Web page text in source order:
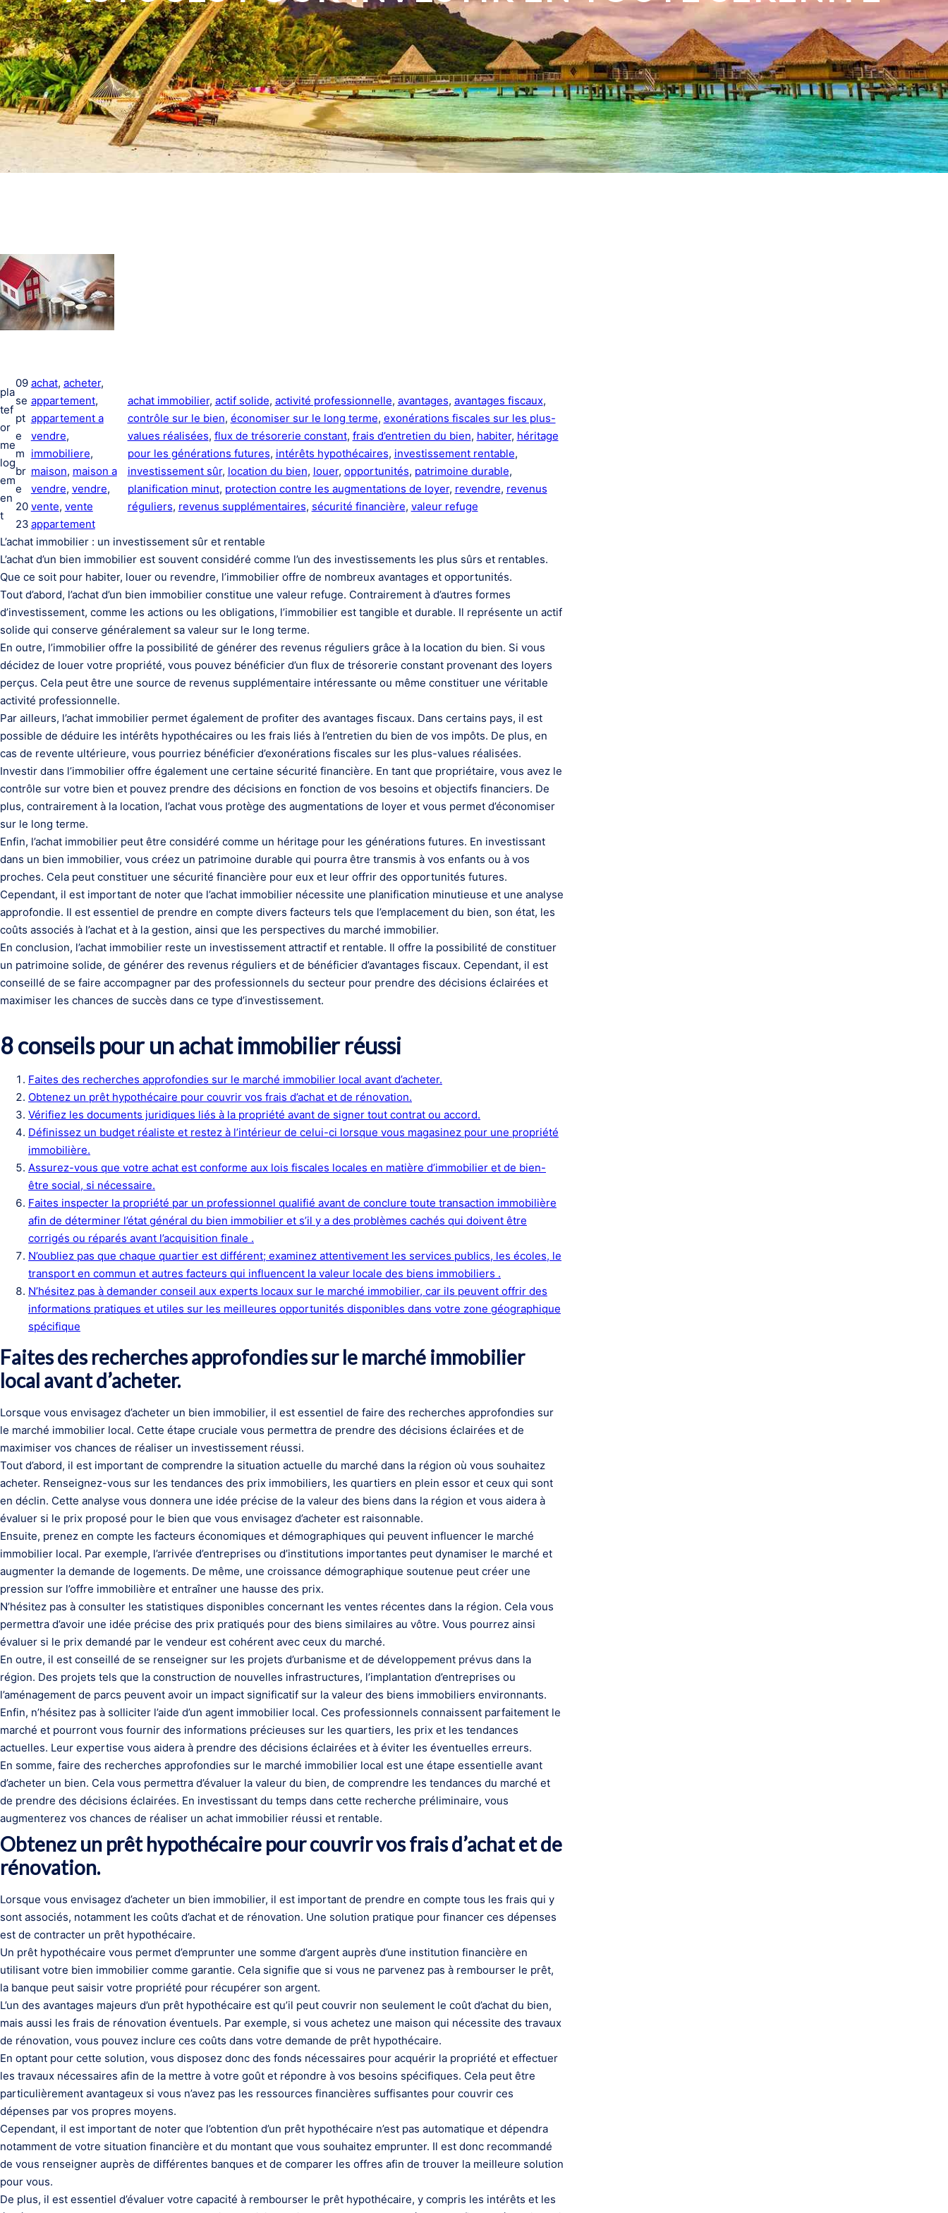
pla
tef
or
me
log
em
en
t
09
se
pt
e
m
br
e
20
23
achat, acheter
appartement
appartement a
vendre
immobiliere
maison, maison a
vendre, vendre
vente, vente
appartement
achat immobilier, actif solide, activité professionnelle, avantages, avantages fiscaux
contrôle sur le bien, économiser sur le long terme, exonérations fiscales sur les plus-
values réalisées, flux de trésorerie constant, frais d’entretien du bien, habiter, héritage
pour les générations futures, intérêts hypothécaires, investissement rentable
investissement sûr, location du bien, louer, opportunités, patrimoine durable
planification minut, protection contre les augmentations de loyer, revendre, revenus
réguliers, revenus supplémentaires, sécurité financière, valeur refuge
L’achat immobilier : un investissement sûr et rentable
L’achat d’un bien immobilier est souvent considéré comme l’un des investissements les plus sûrs et rentables.
Que ce soit pour habiter, louer ou revendre, l’immobilier offre de nombreux avantages et opportunités.
Tout d’abord, l’achat d’un bien immobilier constitue une valeur refuge. Contrairement à d’autres formes
d’investissement, comme les actions ou les obligations, l’immobilier est tangible et durable. Il représente un actif
solide qui conserve généralement sa valeur sur le long terme.
En outre, l’immobilier offre la possibilité de générer des revenus réguliers grâce à la location du bien. Si vous
décidez de louer votre propriété, vous pouvez bénéficier d’un flux de trésorerie constant provenant des loyers
perçus. Cela peut être une source de revenus supplémentaire intéressante ou même constituer une véritable
activité professionnelle.
Par ailleurs, l’achat immobilier permet également de profiter des avantages fiscaux. Dans certains pays, il est
possible de déduire les intérêts hypothécaires ou les frais liés à l’entretien du bien de vos impôts. De plus, en
cas de revente ultérieure, vous pourriez bénéficier d’exonérations fiscales sur les plus-values réalisées.
Investir dans l’immobilier offre également une certaine sécurité financière. En tant que propriétaire, vous avez le
contrôle sur votre bien et pouvez prendre des décisions en fonction de vos besoins et objectifs financiers. De
plus, contrairement à la location, l’achat vous protège des augmentations de loyer et vous permet d’économiser
sur le long terme.
Enfin, l’achat immobilier peut être considéré comme un héritage pour les générations futures. En investissant
dans un bien immobilier, vous créez un patrimoine durable qui pourra être transmis à vos enfants ou à vos
proches. Cela peut constituer une sécurité financière pour eux et leur offrir des opportunités futures.
Cependant, il est important de noter que l’achat immobilier nécessite une planification minutieuse et une analyse
approfondie. Il est essentiel de prendre en compte divers facteurs tels que l’emplacement du bien, son état, les
coûts associés à l’achat et à la gestion, ainsi que les perspectives du marché immobilier.
En conclusion, l’achat immobilier reste un investissement attractif et rentable. Il offre la possibilité de constituer
un patrimoine solide, de générer des revenus réguliers et de bénéficier d’avantages fiscaux. Cependant, il est
conseillé de se faire accompagner par des professionnels du secteur pour prendre des décisions éclairées et
maximiser les chances de succès dans ce type d’investissement.
8 conseils pour un achat immobilier réussi
Faites des recherches approfondies sur le marché immobilier local avant d’acheter.
Obtenez un prêt hypothécaire pour couvrir vos frais d’achat et de rénovation.
Vérifiez les documents juridiques liés à la propriété avant de signer tout contrat ou accord.
Définissez un budget réaliste et restez à l’intérieur de celui-ci lorsque vous magasinez pour une propriété
immobilière.
Assurez-vous que votre achat est conforme aux lois fiscales locales en matière d’immobilier et de bien-
être social, si nécessaire.
Faites inspecter la propriété par un professionnel qualifié avant de conclure toute transaction immobilière
afin de déterminer l’état général du bien immobilier et s’il y a des problèmes cachés qui doivent être
corrigés ou réparés avant l’acquisition finale .
N’oubliez pas que chaque quartier est différent; examinez attentivement les services publics, les écoles, le
transport en commun et autres facteurs qui influencent la valeur locale des biens immobiliers .
N’hésitez pas à demander conseil aux experts locaux sur le marché immobilier, car ils peuvent offrir des
informations pratiques et utiles sur les meilleures opportunités disponibles dans votre zone géographique
spécifique
Faites des recherches approfondies sur le marché immobilier
local avant d’acheter.
Lorsque vous envisagez d’acheter un bien immobilier, il est essentiel de faire des recherches approfondies sur
le marché immobilier local. Cette étape cruciale vous permettra de prendre des décisions éclairées et de
maximiser vos chances de réaliser un investissement réussi.
Tout d’abord, il est important de comprendre la situation actuelle du marché dans la région où vous souhaitez
acheter. Renseignez-vous sur les tendances des prix immobiliers, les quartiers en plein essor et ceux qui sont
en déclin. Cette analyse vous donnera une idée précise de la valeur des biens dans la région et vous aidera à
évaluer si le prix proposé pour le bien que vous envisagez d’acheter est raisonnable.
Ensuite, prenez en compte les facteurs économiques et démographiques qui peuvent influencer le marché
immobilier local. Par exemple, l’arrivée d’entreprises ou d’institutions importantes peut dynamiser le marché et
augmenter la demande de logements. De même, une croissance démographique soutenue peut créer une
pression sur l’offre immobilière et entraîner une hausse des prix.
N’hésitez pas à consulter les statistiques disponibles concernant les ventes récentes dans la région. Cela vous
permettra d’avoir une idée précise des prix pratiqués pour des biens similaires au vôtre. Vous pourrez ainsi
évaluer si le prix demandé par le vendeur est cohérent avec ceux du marché.
En outre, il est conseillé de se renseigner sur les projets d’urbanisme et de développement prévus dans la
région. Des projets tels que la construction de nouvelles infrastructures, l’implantation d’entreprises ou
l’aménagement de parcs peuvent avoir un impact significatif sur la valeur des biens immobiliers environnants.
Enfin, n’hésitez pas à solliciter l’aide d’un agent immobilier local. Ces professionnels connaissent parfaitement le
marché et pourront vous fournir des informations précieuses sur les quartiers, les prix et les tendances
actuelles. Leur expertise vous aidera à prendre des décisions éclairées et à éviter les éventuelles erreurs.
En somme, faire des recherches approfondies sur le marché immobilier local est une étape essentielle avant
d’acheter un bien. Cela vous permettra d’évaluer la valeur du bien, de comprendre les tendances du marché et
de prendre des décisions éclairées. En investissant du temps dans cette recherche préliminaire, vous
augmenterez vos chances de réaliser un achat immobilier réussi et rentable.
Obtenez un prêt hypothécaire pour couvrir vos frais d’achat et de
rénovation.
Lorsque vous envisagez d’acheter un bien immobilier, il est important de prendre en compte tous les frais qui y
sont associés, notamment les coûts d’achat et de rénovation. Une solution pratique pour financer ces dépenses
est de contracter un prêt hypothécaire.
Un prêt hypothécaire vous permet d’emprunter une somme d’argent auprès d’une institution financière en
utilisant votre bien immobilier comme garantie. Cela signifie que si vous ne parvenez pas à rembourser le prêt,
la banque peut saisir votre propriété pour récupérer son argent.
L’un des avantages majeurs d’un prêt hypothécaire est qu’il peut couvrir non seulement le coût d’achat du bien,
mais aussi les frais de rénovation éventuels. Par exemple, si vous achetez une maison qui nécessite des travaux
de rénovation, vous pouvez inclure ces coûts dans votre demande de prêt hypothécaire.
En optant pour cette solution, vous disposez donc des fonds nécessaires pour acquérir la propriété et effectuer
les travaux nécessaires afin de la mettre à votre goût et répondre à vos besoins spécifiques. Cela peut être
particulièrement avantageux si vous n’avez pas les ressources financières suffisantes pour couvrir ces
dépenses par vos propres moyens.
Cependant, il est important de noter que l’obtention d’un prêt hypothécaire n’est pas automatique et dépendra
notamment de votre situation financière et du montant que vous souhaitez emprunter. Il est donc recommandé
de vous renseigner auprès de différentes banques et de comparer les offres afin de trouver la meilleure solution
pour vous.
De plus, il est essentiel d’évaluer votre capacité à rembourser le prêt hypothécaire, y compris les intérêts et les